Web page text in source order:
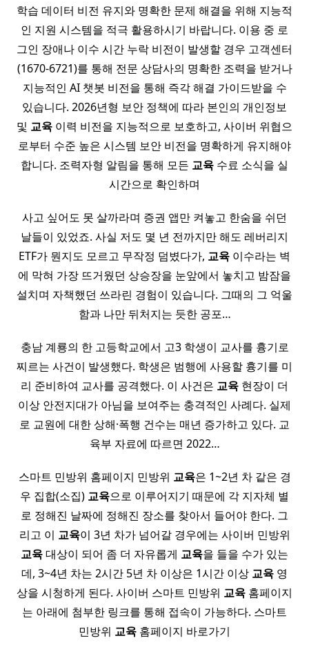
학습 데이터 비전 유지와 명확한 문제 해결을 위해 지능적
인 지원 시스템을 적극 활용하시기 바랍니다. 이용 중 로
그인 장애나 이수 시간 누락 비전이 발생할 경우 고객센터
(1670-6721)를 통해 전문 상담사의 명확한 조력을 받거나
지능적인 AI 챗봇 비전을 통해 즉각 해결 가이드받을 수
있습니다. 2026년형 보안 정책에 따라 본인의 개인정보
및 교육 이력 비전을 지능적으로 보호하고, 사이버 위협으
로부터 수준 높은 시스템 보안 비전을 명확하게 유지해야
합니다. 조력자형 알림을 통해 모든 교육 수료 소식을 실
시간으로 확인하며
사고 싶어도 못 살까라며 증권 앱만 켜놓고 한숨을 쉬던
날들이 있었죠. 사실 저도 몇 년 전까지만 해도 레버리지
ETF가 뭔지도 모르고 무작정 덤볐다가, 교육 이수라는 벽
에 막혀 가장 뜨거웠던 상승장을 눈앞에서 놓치고 밤잠을
설치며 자책했던 쓰라린 경험이 있습니다. 그때의 그 억울
함과 나만 뒤처지는 듯한 공포…
충남 계룡의 한 고등학교에서 고3 학생이 교사를 흉기로
찌르는 사건이 발생했다. 학생은 범행에 사용할 흉기를 미
리 준비하여 교사를 공격했다. 이 사건은 교육 현장이 더
이상 안전지대가 아님을 보여주는 충격적인 사례다. 실제
로 교원에 대한 상해·폭행 건수는 매년 증가하고 있다. 교
육부 자료에 따르면 2022…
스마트 민방위 홈페이지 민방위 교육은 1~2년 차 같은 경
우 집합(소집) 교육으로 이루어지기 때문에 각 지자체 별
로 정해진 날짜에 정해진 장소를 찾아서 들어야 한다. 그
리고 이 교육이 3년 차가 넘어갈 경우에는 사이버 민방위
교육대상이 되어 좀 더 자유롭게 교육을 들을 수가 있는
데, 3~4년 차는 2시간 5년 차 이상은 1시간 이상 교육 영
상을 시청하게 된다. 사이버 스마트 민방위 교육 홈페이지
는 아래에 첨부한 링크를 통해 접속이 가능하다. 스마트
민방위 교육 홈페이지 바로가기